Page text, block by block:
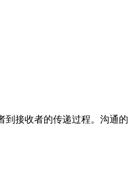
接收者的传递过程。沟通的